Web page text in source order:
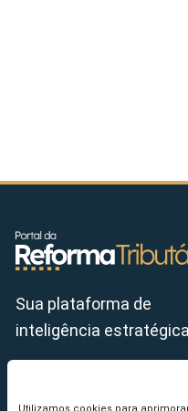
Sua plataforma de
inteligência estratégica